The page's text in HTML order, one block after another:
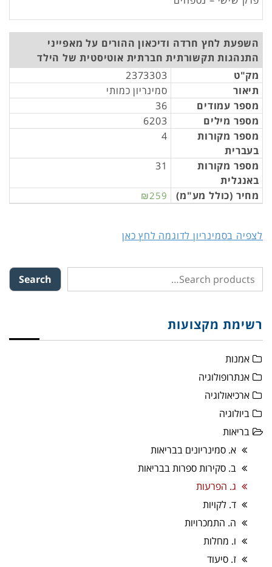
השפעת לחץ חרדה ודיכאון ההורים על מאפייני
התנהגות תקשורתית חברתית אוטיסטית של הילד
מק"ט
2373303
תיאור
סמינריון כמותי
מספר עמודים
36
מספר מילים
6203
מספר מקורות
בעברית
4
מספר מקורות
באנגלית
31
מחיר (כולל מע"מ) ₪259
לצפיה בסמינריון לדוגמה לחץ כאן
Search
רשימת מקצועות
אמנות
אנתרופולוגיה
ארכיאולוגיה
ביולוגיה
בריאות
א. סמינריונים בבריאות
ב. סקירות ספרות בבריאות
ג. הפרעות
ד. לקויות
ה. התמכרויות
ו. מחלות
ז. סיעוד